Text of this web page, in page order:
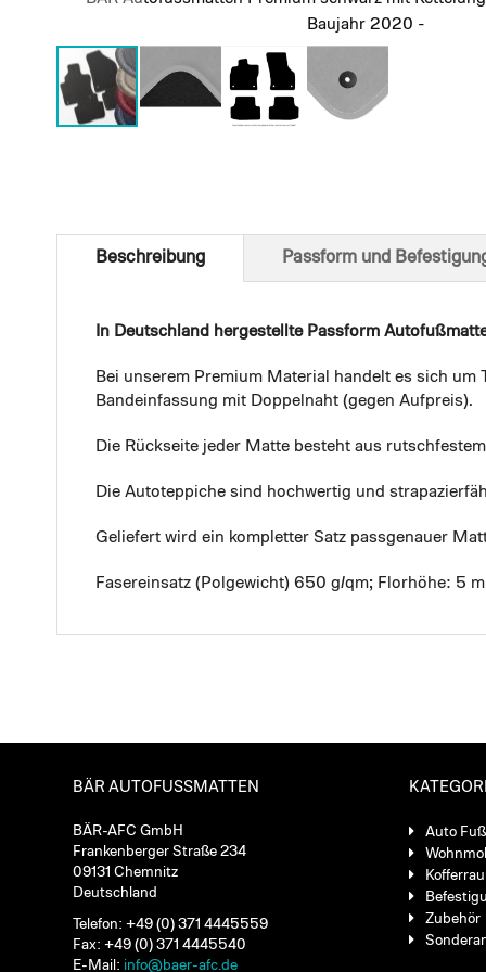
Baujahr 2020 -
of
Beschreibung
In Deutschland hergestellte Passform
Bei unserem Premium Material handelt es sich
Bandeinfassung mit Doppelnaht (gegen Aufpreis).
Die Rückseite jeder Matte besteht aus
Die Autoteppiche sind hochwertig und
Geliefert wird ein kompletter Satz passgenauer
Fasereinsatz (Polgewicht) 650 g/qm; Florhöhe: 5
Passform und
BÄR AUTOFUSSMATTEN
BÄR-AFC GmbH
Frankenberger Straße 234
09131 Chemnitz
Deutschland
Telefon: +49 (0) 371 4445559
Fax: +49 (0) 371 4445540
E-Mail: info@baer-afc.de
Auto
Zubehör